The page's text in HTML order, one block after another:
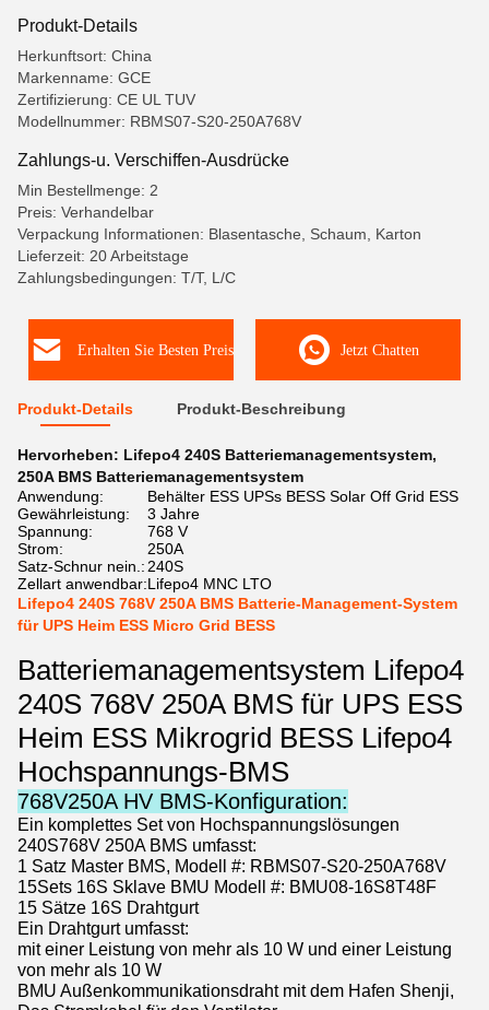
Produkt-Details
Herkunftsort: China
Markenname: GCE
Zertifizierung: CE UL TUV
Modellnummer: RBMS07-S20-250A768V
Zahlungs-u. Verschiffen-Ausdrücke
Min Bestellmenge: 2
Preis: Verhandelbar
Verpackung Informationen: Blasentasche, Schaum, Karton
Lieferzeit: 20 Arbeitstage
Zahlungsbedingungen: T/T, L/C
Erhalten Sie Besten Preis Jetzt Chatten
Produkt-Details Produkt-Beschreibung
Hervorheben: Lifepo4 240S Batteriemanagementsystem,
250A BMS Batteriemanagementsystem
Anwendung:
Behälter ESS UPSs BESS Solar Off Grid ESS
Gewährleistung:
3 Jahre
Spannung:
768 V
Strom:
250A
Satz-Schnur nein.: 240S
Zellart anwendbar:Lifepo4 MNC LTO
Lifepo4 240S 768V 250A BMS Batterie-Management-System
für UPS Heim ESS Micro Grid BESS
Batteriemanagementsystem Lifepo4
240S 768V 250A BMS für UPS ESS
Heim ESS Mikrogrid BESS Lifepo4
Hochspannungs-BMS
768V250A HV BMS-Konfiguration:
Ein komplettes Set von Hochspannungslösungen
240S768V 250A BMS umfasst:
1 Satz Master BMS, Modell #: RBMS07-S20-250A768V
15Sets 16S Sklave BMU Modell #: BMU08-16S8T48F
15 Sätze 16S Drahtgurt
Ein Drahtgurt umfasst:
mit einer Leistung von mehr als 10 W und einer Leistung
von mehr als 10 W
BMU Außenkommunikationsdraht mit dem Hafen Shenji,